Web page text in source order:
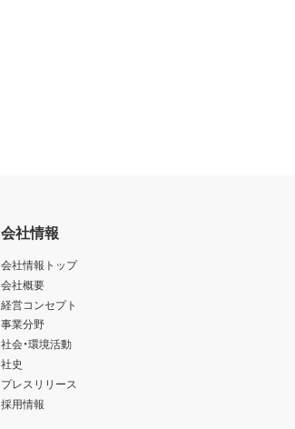
会社情報
会社情報トップ
会社概要
経営コンセプト
事業分野
社会・環境活動
社史
プレスリリース
採用情報